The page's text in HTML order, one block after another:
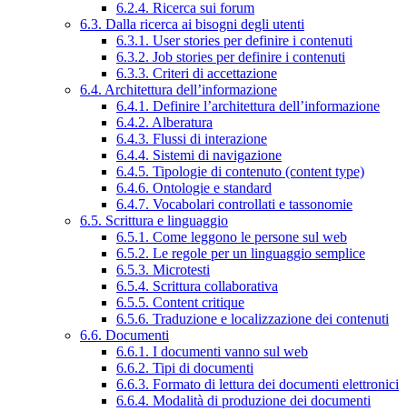
6.2.4. Ricerca sui forum
6.3. Dalla ricerca ai bisogni degli utenti
6.3.1. User stories per definire i contenuti
6.3.2. Job stories per definire i contenuti
6.3.3. Criteri di accettazione
6.4. Architettura dell’informazione
6.4.1. Definire l’architettura dell’informazione
6.4.2. Alberatura
6.4.3. Flussi di interazione
6.4.4. Sistemi di navigazione
6.4.5. Tipologie di contenuto (content type)
6.4.6. Ontologie e standard
6.4.7. Vocabolari controllati e tassonomie
6.5. Scrittura e linguaggio
6.5.1. Come leggono le persone sul web
6.5.2. Le regole per un linguaggio semplice
6.5.3. Microtesti
6.5.4. Scrittura collaborativa
6.5.5. Content critique
6.5.6. Traduzione e localizzazione dei contenuti
6.6. Documenti
6.6.1. I documenti vanno sul web
6.6.2. Tipi di documenti
6.6.3. Formato di lettura dei documenti elettronici
6.6.4. Modalità di produzione dei documenti